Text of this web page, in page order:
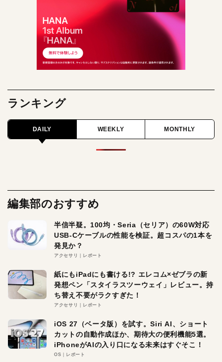
ランキング
DAILY WEEKLY MONTHLY
編集部のおすすめ
半信半疑。100均・Seria（セリア）の60W対応
USB-Cケーブルの性能を検証。超コスパの1本を
発見か？
アクセサリ レポート
紙にもiPadにも書ける!? エレコム×ゼブラの新
発想ペン「スタイラスツーウェイ」レビュー。持
ち替え不要がラクすぎた！
アクセサリ レポート
iOS 27（ベータ版）を試す。Siri AI、ショート
カットの自動作成ほか、期待大の便利機能5選。
iPhoneがAIの入り口になる未来はすぐそこ！
OS レポート